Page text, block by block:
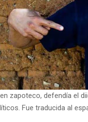
zapoteco, defendía el
Fue traducida al